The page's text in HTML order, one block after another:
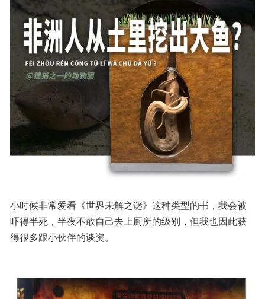
小时候非常爱看《世界未解之谜》这种类型的书，我会被
吓得半死，半夜不敢自己去上厕所的级别，但我也因此获
得很多跟小伙伴的谈资。